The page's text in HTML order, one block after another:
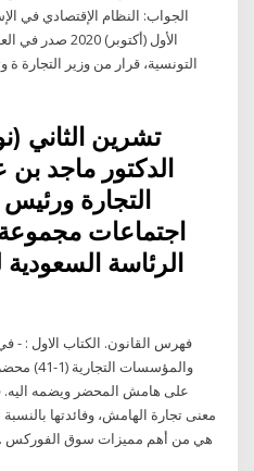
الأول (أكتوبر)
الدكتور ماجد بن
التجارة
اجتماعات
الرئاسة
فهرس القانون. الكتاب الاول : -
على هامش المحضر ويضمه
معنى تجارة الهامش، وفائدتها